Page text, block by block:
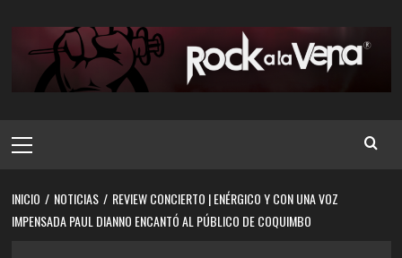
contenido
principal
INICIO NOTICIAS
REVIEW CONCIERTO | ENÉRGICO Y CON UNA VOZ
IMPENSADA PAUL DIANNO ENCANTÓ AL PÚBLICO DE COQUIMBO